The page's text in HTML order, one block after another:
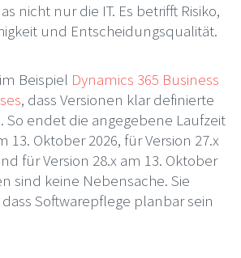
nicht nur die IT. Es betrifft Risiko,
und Entscheidungsqualität.
Beispiel Dynamics 365 Business
, dass Versionen klar definierte
So endet die angegebene Laufzeit
13. Oktober 2026, für Version 27.x
für Version 28.x am 13. Oktober
sind keine Nebensache. Sie
Softwarepflege planbar sein